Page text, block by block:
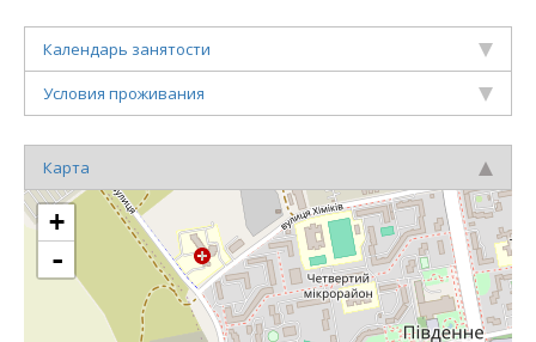
Календарь занятости
Условия проживания
Карта
+
-